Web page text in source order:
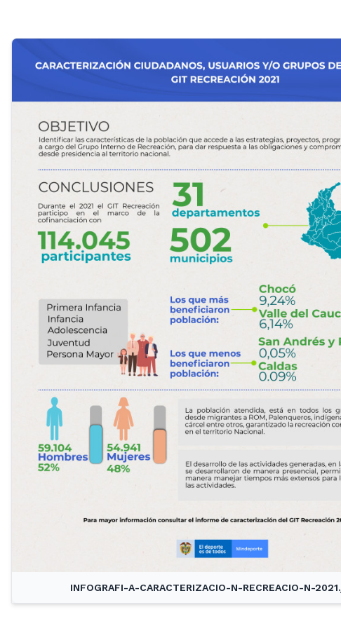
INFOGRAFI-A-CARACTERIZACIO-N-RECREACIO-N-